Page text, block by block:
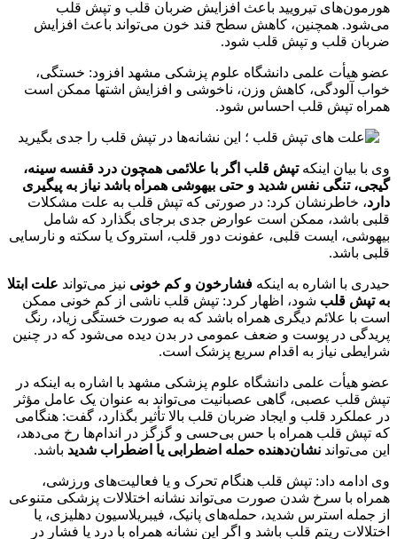
هورمون‌های تیرویید باعث افزایش ضربان قلب و تپش قلب
می‌شود. همچنین، کاهش سطح قند خون می‌تواند باعث افزایش
ضربان قلب و تپش قلب شود.
عضو هیأت علمی دانشگاه علوم پزشکی مشهد افزود: خستگی،
خواب آلودگی، کاهش وزن، ناخوشی و افزایش اشتها ممکن است
همراه تپش قلب احساس شود.
وی با بیان اینکه تپش قلب اگر با علائمی همچون درد قفسه سینه،
گیجی، تنگی نفس شدید و حتی بیهوشی همراه باشد نیاز به پیگیری
دارد، خاطرنشان کرد: در صورتی که تپش قلب به علت مشکلات
قلبی باشد، ممکن است عوارض جدی برجای بگذارد که شامل
بیهوشی، ایست قلبی، عفونت دور قلب، استروک یا سکته و نارسایی
قلبی باشد.
حیدری با اشاره به اینکه فشارخون و کم خونی نیز می‌تواند علت ابتلا
به تپش قلب شود، اظهار کرد: تپش قلب ناشی از کم خونی ممکن
است با علائم دیگری همراه باشد که به صورت خستگی زیاد، رنگ
پریدگی در پوست و ضعف عمومی در بدن دیده می‌شود که در چنین
شرایطی نیاز به اقدام سریع پزشک است.
عضو هیأت علمی دانشگاه علوم پزشکی مشهد با اشاره به اینکه در
تپش قلب عصبی، گاهی عصبانیت می‌تواند به عنوان یک عامل مؤثر
در عملکرد قلب و ایجاد ضربان قلب بالا تأثیر بگذارد، گفت: هنگامی
که تپش قلب همراه با حس بی‌حسی و گزگز در اندام‌ها رخ می‌دهد،
این می‌تواند نشان‌دهنده حمله‌ اضطرابی یا اضطراب شدید باشد.
وی ادامه داد: تپش قلب هنگام تحرک و یا فعالیت‌های ورزشی،
همراه با سرخ شدن صورت می‌تواند نشانه‌ اختلالات پزشکی متنوعی
از جمله استرس شدید، حمله‌های پانیک، فیبریلاسیون دهلیزی، یا
اختلالات ریتم قلب باشد و اگر این نشانه همراه با درد یا فشار در